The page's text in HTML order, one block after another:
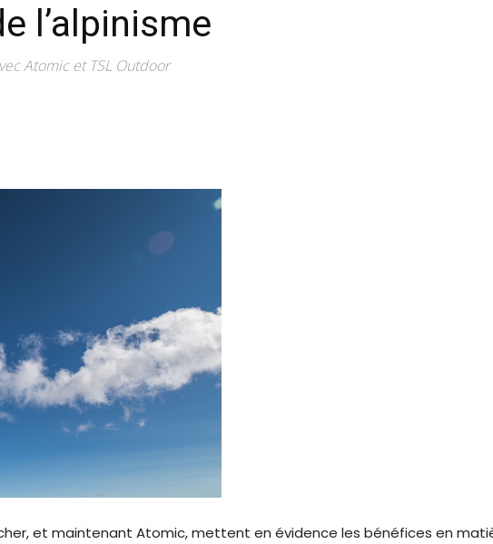
l’alpinisme
Atomic et TSL Outdoor
et maintenant Atomic, mettent en évidence les bénéfices en